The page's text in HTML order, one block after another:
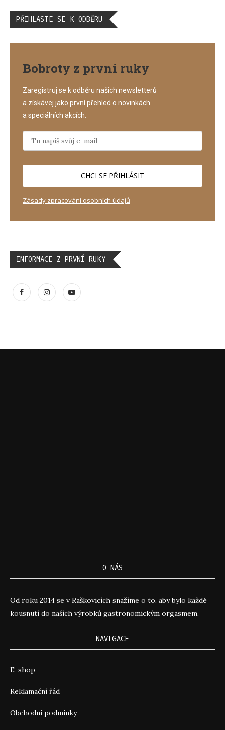
PŘIHLASTE SE K ODBĚRU
Bobroty z první ruky
Zaregistruj se k odběru našich newsletterů
a získávej jako první přehled o novinkách
a speciálních akcích.
CHCI SE PŘIHLÁSIT
Zásady zpracování osobních údajů
INFORMACE Z PRVNÍ RUKY
O NÁS
Od roku 2014 se v Raškovicích snažíme o to, aby bylo každé
kousnutí do naších výrobků gastronomickým orgasmem.
NAVIGACE
E-shop
Reklamační řád
Obchodní podmínky